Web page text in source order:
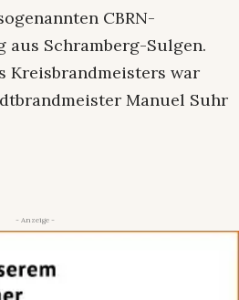
CBRN-
aus Schramberg-Sulgen.
Kreisbrandmeisters war
Manuel Suhr
- Anzeige -